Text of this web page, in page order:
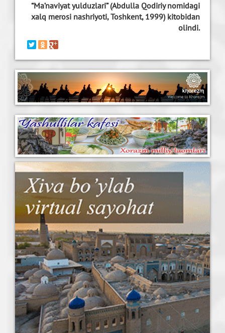
“Ma’naviyat yulduzlari” (Abdulla Qodiriy nomidagi
xalq merosi nashriyoti, Toshkent, 1999) kitobidan
olindi.